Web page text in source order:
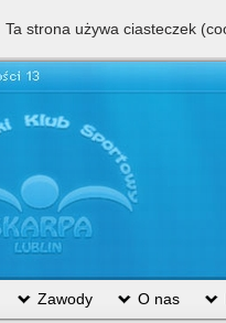
UKS Skarpa Lublin prowadzi
Zawody O nas
Ta strona używa ciasteczek